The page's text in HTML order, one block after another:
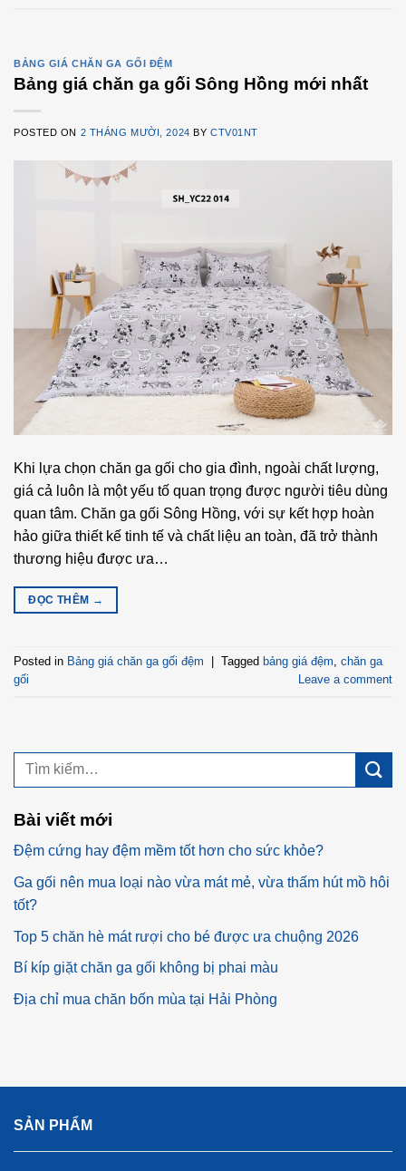
BẢNG GIÁ CHĂN GA GỐI ĐỆM
Bảng giá chăn ga gối Sông Hồng mới nhất
POSTED ON 2 THÁNG MƯỜI, 2024 BY CTV01NT
Khi lựa chọn chăn ga gối cho gia đình, ngoài chất lượng,
giá cả luôn là một yếu tố quan trọng được người tiêu dùng
quan tâm. Chăn ga gối Sông Hồng, với sự kết hợp hoàn
hảo giữa thiết kế tinh tế và chất liệu an toàn, đã trở thành
thương hiệu được ưa…
ĐỌC THÊM →
Posted in Bảng giá chăn ga gối đệm Tagged bảng giá đệm, chăn ga
gối
Leave a comment
Bài viết mới
Đệm cứng hay đệm mềm tốt hơn cho sức khỏe?
Ga gối nên mua loại nào vừa mát mẻ, vừa thấm hút mồ hôi
tốt?
Top 5 chăn hè mát rượi cho bé được ưa chuộng 2026
Bí kíp giặt chăn ga gối không bị phai màu
Địa chỉ mua chăn bốn mùa tại Hải Phòng
SẢN PHẨM